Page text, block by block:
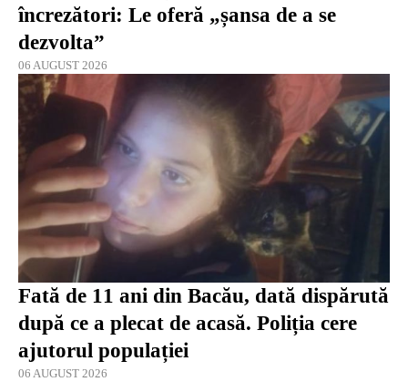
încrezători: Le oferă „șansa de a se
dezvolta”
06 AUGUST 2026
Fată de 11 ani din Bacău, dată dispărută
după ce a plecat de acasă. Poliția cere
ajutorul populației
06 AUGUST 2026